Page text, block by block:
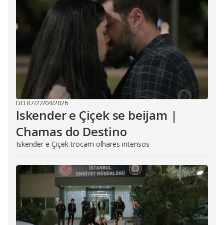
DO R7/22/04/2026
Iskender e Çiçek se beijam |
Chamas do Destino
Iskender e Çiçek trocam olhares intensos